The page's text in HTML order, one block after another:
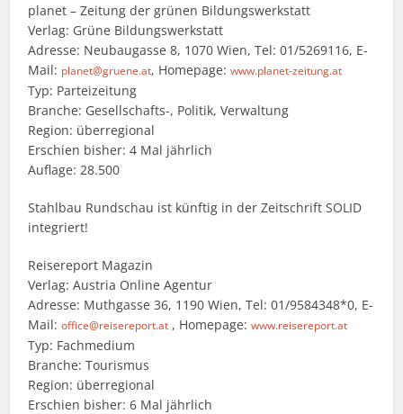
planet – Zeitung der grünen Bildungswerkstatt
Verlag: Grüne Bildungswerkstatt
Adresse: Neubaugasse 8, 1070 Wien, Tel: 01/5269116, E-
Mail: planet@gruene.at, Homepage:www.planet-zeitung.at
Typ: Parteizeitung
Branche: Gesellschafts-, Politik, Verwaltung
Region: überregional
Erschien bisher: 4 Mal jährlich
Auflage: 28.500
Stahlbau Rundschau ist künftig in der Zeitschrift SOLID
integriert!
Reisereport Magazin
Verlag: Austria Online Agentur
Adresse: Muthgasse 36, 1190 Wien, Tel: 01/9584348*0, E-
Mail:office@reisereport.at , Homepage:www.reisereport.at
Typ: Fachmedium
Branche: Tourismus
Region: überregional
Erschien bisher: 6 Mal jährlich